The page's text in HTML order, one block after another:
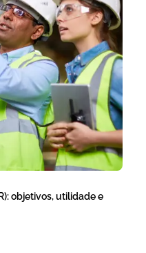
objetivos, utilidade e